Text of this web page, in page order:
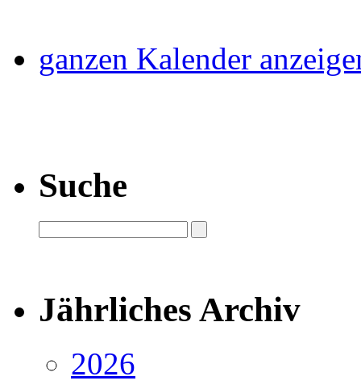
ganzen Kalender
Suche
Jährliches Archiv
2026